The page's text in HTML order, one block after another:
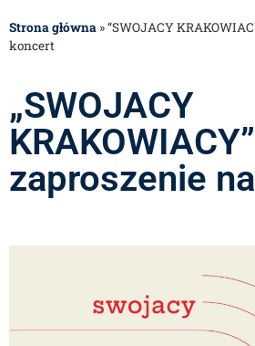
Strona główna »“SWOJACY
koncert
„SWOJACY
zaproszenie